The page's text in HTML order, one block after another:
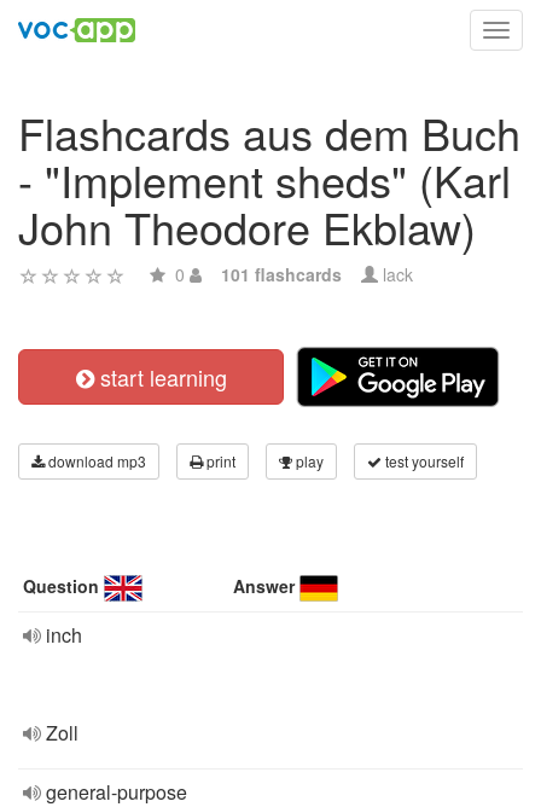
Flashcards aus dem Buch
- "Implement sheds" (Karl
John Theodore Ekblaw)
0 101 flashcards lack
start learning
download mp3 print play test yourself
Question Answer
inch
Zoll
general-purpose